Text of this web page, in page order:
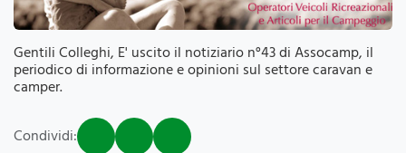
Gentili Colleghi, E' uscito il notiziario n°43 di Assocamp, il
periodico di informazione e opinioni sul settore caravan e
camper.
Condividi: